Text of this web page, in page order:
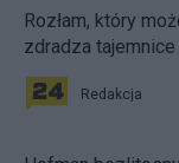
Rozłam, który
zdradza
Redakcja